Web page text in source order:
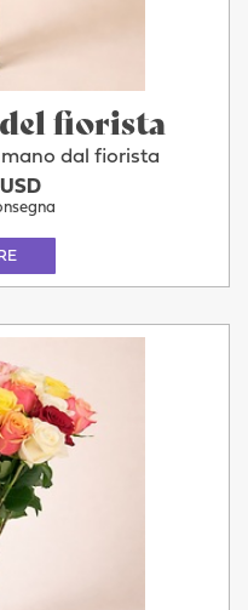
fiorista
dal fiorista